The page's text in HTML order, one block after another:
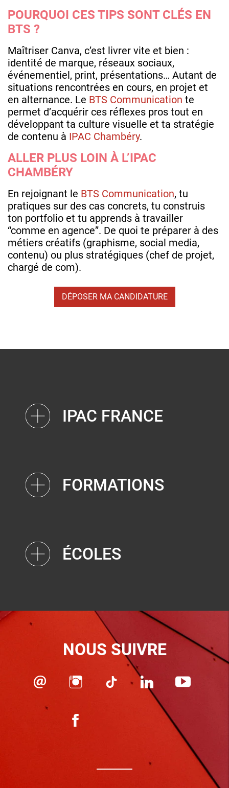
POURQUOI CES TIPS SONT CLÉS EN
BTS ?
Maîtriser Canva, c’est livrer vite et bien :
identité de marque, réseaux sociaux,
événementiel, print, présentations… Autant de
situations rencontrées en cours, en projet et
en alternance. Le BTS Communication te
permet d’acquérir ces réflexes pros tout en
développant ta culture visuelle et ta stratégie
de contenu à IPAC Chambéry.
ALLER PLUS LOIN À L’IPAC
CHAMBÉRY
En rejoignant le BTS Communication, tu
pratiques sur des cas concrets, tu construis
ton portfolio et tu apprends à travailler
“comme en agence”. De quoi te préparer à des
métiers créatifs (graphisme, social media,
contenu) ou plus stratégiques (chef de projet,
chargé de com).
DÉPOSER MA CANDIDATURE
IPAC FRANCE
FORMATIONS
ÉCOLES
NOUS SUIVRE